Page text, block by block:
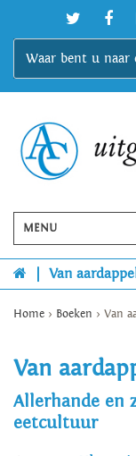
MENU
Van
Home > Boeken > Van
Van
Allerhande en
eetcultuur